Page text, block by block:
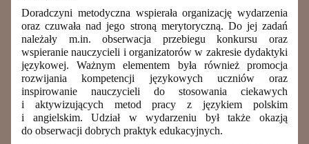
Doradczyni metodyczna wspierała organizację wydarzenia
oraz czuwała nad jego stroną merytoryczną. Do jej zadań
należały m.in. obserwacja przebiegu konkursu oraz
wspieranie nauczycieli i organizatorów w zakresie dydaktyki
językowej. Ważnym elementem była również promocja
rozwijania kompetencji językowych uczniów oraz
inspirowanie nauczycieli do stosowania ciekawych
i aktywizujących metod pracy z językiem polskim
i angielskim. Udział w wydarzeniu był także okazją
do obserwacji dobrych praktyk edukacyjnych.